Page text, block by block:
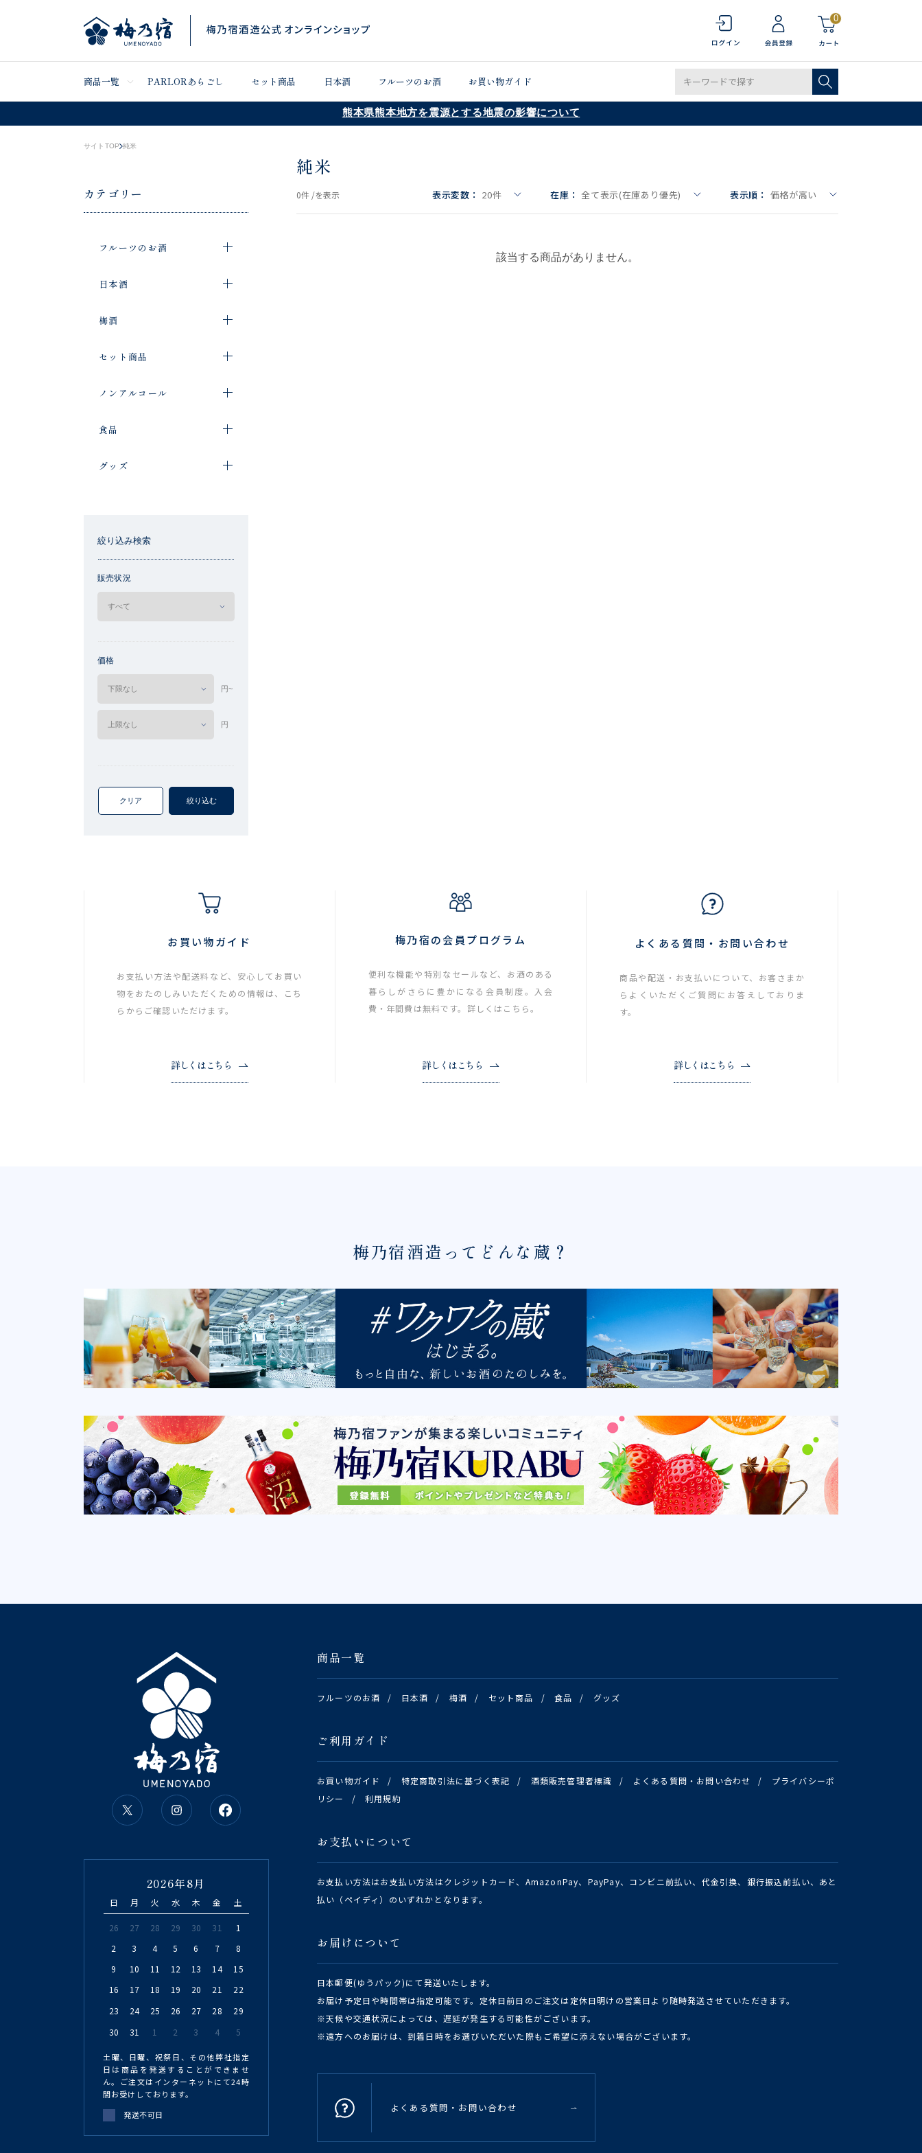
0
商品一覧 PARLORあらごし セット商品 日本酒 フルーツのお酒 お買い物ガイド
熊本県熊本地方を震源とする地震の影響について
サイトTOP 純米
カテゴリー
フルーツのお酒
日本酒
梅酒
セット商品
ノンアルコール
食品
グッズ
絞り込み検索
販売状況
価格
円~
円
クリア 絞り込む
純米
0件 /を表示 表示変数： 20件 在庫： 全て表示(在庫あり優先) 表示順： 価格が高い
該当する商品がありません。
お買い物ガイド
お支払い方法や配送料など、安心してお買い
物をおたのしみいただくための情報は、こち
らからご確認いただけます。
詳しくはこちら
梅乃宿の会員プログラム
便利な機能や特別なセールなど、お酒のある
暮らしがさらに豊かになる会員制度。入会
費・年間費は無料です。詳しくはこちら。
詳しくはこちら
よくある質問・お問い合わせ
商品や配送・お支払いについて、お客さまか
らよくいただくご質問にお答えしておりま
す。
詳しくはこちら
梅乃宿酒造ってどんな蔵？
商品一覧
フルーツのお酒 / 日本酒 / 梅酒 / セット商品 / 食品 / グッズ
ご利用ガイド
お買い物ガイド / 特定商取引法に基づく表記 / 酒類販売管理者標識 / よくある質問・お問い合わせ /
プライバシーポ
リシー
/ 利用規約
お支払いについて
お支払い方法はお支払い方法はクレジットカード、AmazonPay、PayPay、コンビニ前払い、代金引換、銀行振込前払い、あと
払い（ペイディ）のいずれかとなります。
お届けについて
日本郵便(ゆうパック)にて発送いたします。
お届け予定日や時間帯は指定可能です。定休日前日のご注文は定休日明けの営業日より随時発送させていただきます。
※天候や交通状況によっては、遅延が発生する可能性がございます。
※遠方へのお届けは、到着日時をお選びいただいた際もご希望に添えない場合がございます。
よくある質問・お問い合わせ
2026年8月
日 月 火 水 木 金 土
26 27 28 29 30 31
1
2
3 4 5 6 7
8
9
10 11 12 13 14
15
16
17 18 19 20 21
22
23
24 25 26 27 28
29
30
31 1 2 3 4 5
土曜、日曜、祝祭日、その他弊社指定
日は商品を発送することができませ
ん。ご注文はインターネットにて24時
間お受けしております。
発送不可日